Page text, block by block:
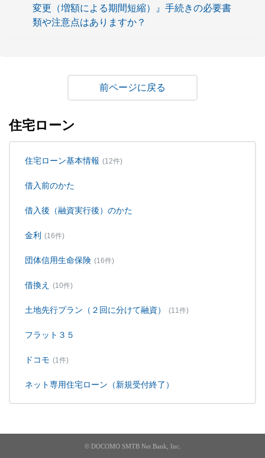
変更（増額による期間短縮）』手続きの必要書
類や注意点はありますか？
戻る
住宅ローン
住宅ローン基本情報 (12件)
借入前のかた
借入後（融資実行後）のかた
金利 (16件)
団体信用生命保険 (16件)
借換え (10件)
土地先行プラン（２回に分けて融資） (11件)
フラット３５
ドコモ (1件)
ネット専用住宅ローン（新規受付終了）
© DOCOMO SMTB Net Bank, Inc.